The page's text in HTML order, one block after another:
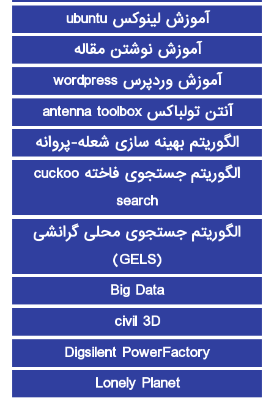
آموزش لینوکس ubuntu
آموزش نوشتن مقاله
آموزش وردپرس wordpress
آنتن تولباکس antenna toolbox
الگوریتم بهینه سازی شعله-پروانه
الگوریتم جستجوی فاخته cuckoo
search
الگوریتم جستجوی محلی گرانشی
(GELS)
Big Data
civil 3D
Digsilent PowerFactory
Lonely Planet